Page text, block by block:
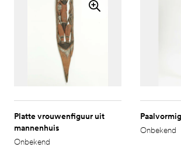
Platte vrouwenfiguur uit
mannenhuis
Onbekend
Onbekend